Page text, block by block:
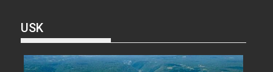
USK